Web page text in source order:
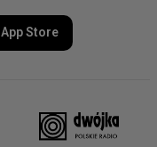
App Store